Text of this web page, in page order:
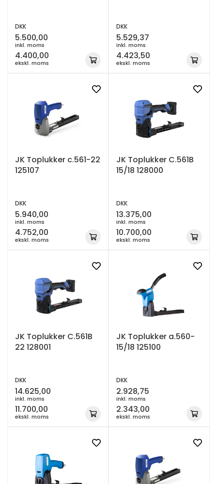
5.500,00
DKK
inkl. moms
4.400,00
ekskl. moms
5.529,37
DKK
inkl. moms
4.423,50
ekskl. moms
JK Toplukker c.561-22
125107
5.940,00
DKK
inkl. moms
4.752,00
ekskl. moms
JK Toplukker C.561B
15/18 128000
13.375,00
DKK
inkl. moms
10.700,00
ekskl. moms
JK Toplukker C.561B
22 128001
14.625,00
DKK
inkl. moms
11.700,00
ekskl. moms
JK Toplukker a.560-
15/18 125100
2.928,75
DKK
inkl. moms
2.343,00
ekskl. moms